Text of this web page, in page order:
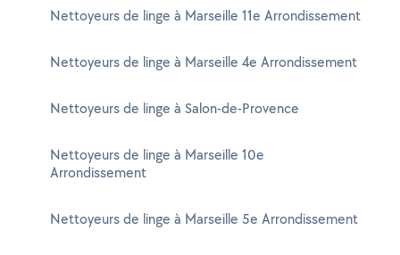
Nettoyeurs de linge à Marseille 11e Arrondissement
Nettoyeurs de linge à Marseille 4e Arrondissement
Nettoyeurs de linge à Salon-de-Provence
Nettoyeurs de linge à Marseille 10e
Arrondissement
Nettoyeurs de linge à Marseille 5e Arrondissement